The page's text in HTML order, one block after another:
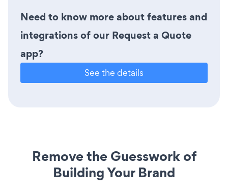
Need to know more about features and
integrations of our Request a Quote
app?
See the details
Remove the Guesswork of
Building Your Brand